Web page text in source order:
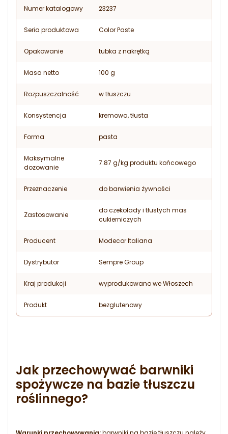
Numer katalogowy 23237
Seria produktowa Color Paste
Opakowanie tubka z nakrętką
Masa netto 100 g
Rozpuszczalność w tłuszczu
Konsystencja kremowa, tłusta
Forma pasta
Maksymalne
dozowanie
7.87 g/kg produktu końcowego
Przeznaczenie do barwienia żywności
Zastosowanie
do czekolady i tłustych mas
cukierniczych
Producent Modecor Italiana
Dystrybutor Sempre Group
Kraj produkcji wyprodukowano we Włoszech
Produkt bezglutenowy
Jak przechowywać barwniki
spożywcze na bazie tłuszczu
roślinnego?